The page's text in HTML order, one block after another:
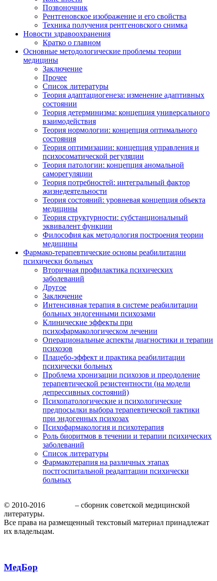
Позвоночник
Рентгеновское изображение и его свойства
Техника получения рентгеновского снимка
Новости здравоохранения
Кратко о главном
Основные методологические проблемы теории
медицины
Заключение
Прочее
Список литературы
Теория адаптациогенеза: изменение адаптивных
состоянии
Теория детерминизма: концепция универсального
взаимодействия
Теория нормологии: концепция оптимального
состояния
Теория оптимизации: концепция управления и
психосоматической регуляции
Теория патологии: концепция аномальной
саморегуляции
Теория потребностей: интегральный фактор
жизнедеятельности
Теория состояний: уровневая концепция объекта
медицины
Теория структурности: субстанциональный
эквивалент функции
Философия как методология построения теории
медицины
Фармако-терапевтические основы реабилитации
психически больных
Вторичная профилактика психических
заболеваний
Другое
Заключение
Интенсивная терапия в системе реабилитации
больных эндогенными психозами
Клинические эффекты при
психофармакологическом лечении
Операциональные аспекты диагностики и терапии
психозов
Плацебо-эффект и практика реабилитации
психически больных
Проблема хронизации психозов и преодоление
терапевтической резистентности (на модели
депрессивных состояний)
Психопатологические и психологические
предпосылки выбора терапевтической тактики
при эндогенных психозах
Психофармакология и психотерапия
Роль биоритмов в течении и терапии психических
заболеваний
Список литературы
Фармакотерапия на различных этапах
постгоспитальной реадаптации психически
больных
© 2010-2016
– сборник советской медицинской
литературы.
Все права на размещенный текстовый материал принадлежат
их владельцам.
МедБор